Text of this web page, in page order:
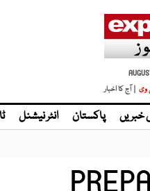
| آج کا اخبار
پاکستان انٹر نیشنل